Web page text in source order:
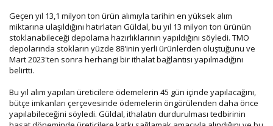
Geçen yıl 13,1 milyon ton ürün alımıyla tarihin en yüksek alım
miktarına ulaşıldığını hatırlatan Güldal, bu yıl 13 milyon ton ürünün
stoklanabileceği depolama hazırlıklarının yapıldığını söyledi. TMO
depolarında stokların yüzde 88'inin yerli ürünlerden oluştuğunu ve
Mart 2023'ten sonra herhangi bir ithalat bağlantısı yapılmadığını
belirtti.
Bu yıl alım yapılan üreticilere ödemelerin 45 gün içinde yapılacağını,
bütçe imkanları çerçevesinde ödemelerin öngörülenden daha önce
yapılabileceğini söyledi. Güldal, ithalatın durdurulması tedbirinin